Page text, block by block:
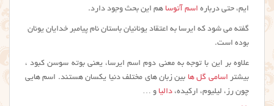
ایم، حتی درباره اسم آتوسا هم این بحث وجود دارد.
گفته می شود که ايرسا به اعتقاد یونانیان باستان نام پیامبر خدایان یونان
بوده است.
علاوه بر این با توجه به معنی دوم اسم ايرسا، یعنی بوته سوسن کبود ،
بیشتر اسامی گل ها بین زبان های مختلف دنیا یکسان هستند. اسم هایی
چون رز، لیلیوم، ارکیده، دالیا و …